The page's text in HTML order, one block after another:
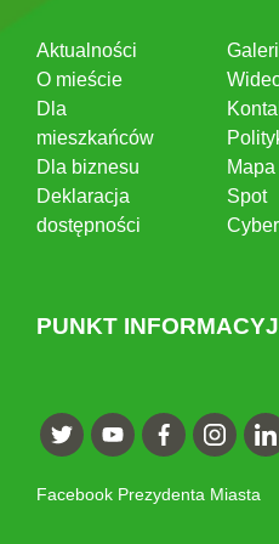
Aktualności
O mieście
Dla
mieszkańców
Dla biznesu
Deklaracja
dostępności
Spot
PUNKT
Facebook Prezydenta Miasta